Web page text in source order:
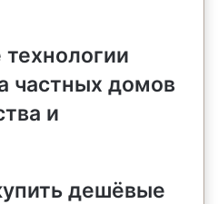
частных домов
и
дешёвые